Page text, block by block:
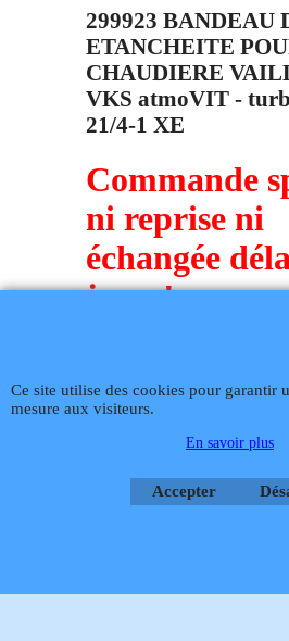
Pièce d'origine
299923 BANDEAU
ETANCHEITE
VKS atmoVIT -
21/4-1 XE
Commande
jours!
hébergé par Infomaniak
Ce site utilise des cookies pour garantir
mesure aux visiteurs.
En savoir plus
Accepter